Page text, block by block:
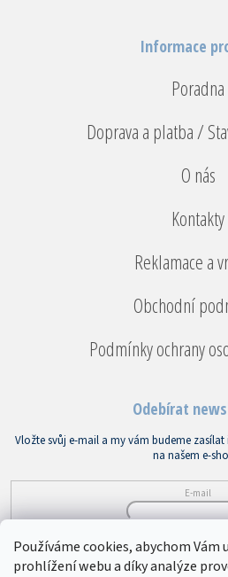
Používáme cookies, abychom
prohlížení webu a díky analýze
Informace
Poradna
Doprava a platba /
O nás
Kontakty
Reklamace a
Obchodní
Podmínky ochrany
Odebírat
Vložte svůj e-mail a my vám budeme
na našem e-
E-mail
PŘIHLÁSIT